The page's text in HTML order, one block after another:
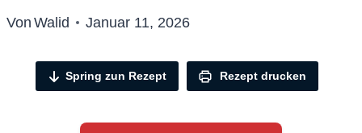
Von Walid Januar 11, 2026
Spring zun Rezept Rezept drucken